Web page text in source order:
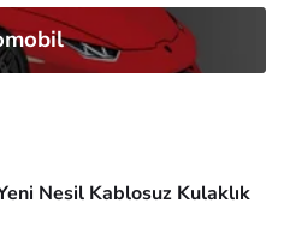
Nesil Kablosuz Kulaklık